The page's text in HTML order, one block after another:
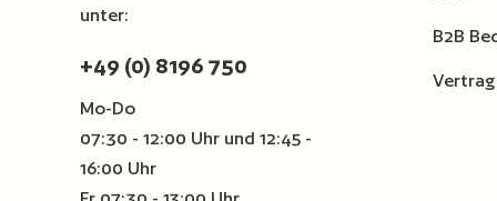
unter:
+49 (0) 8196 750
Mo-Do
07:30 - 12:00 Uhr und 12:45 -
16:00 Uhr
B2B